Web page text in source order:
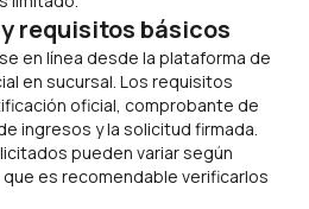
requisitos básicos
en línea desde la plataforma de
en sucursal. Los requisitos
oficial, comprobante de
ingresos y la solicitud firmada.
pueden variar según
es recomendable verificarlos